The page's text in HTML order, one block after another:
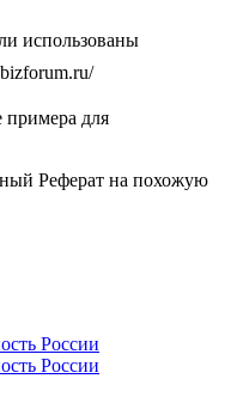
использованы
примера для
ый Реферат на похожую
России
России